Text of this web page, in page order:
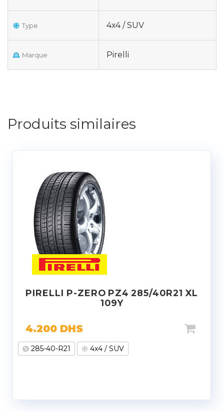
Type 4x4 / SUV
Marque Pirelli
Produits similaires
PIRELLI P-ZERO PZ4 285/40R21 XL
109Y
4.200 DHS
285-40-R21 4x4 / SUV